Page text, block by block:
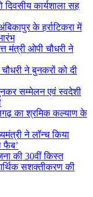
कार्यशाला सह
के हर्राटिकरा में
मंत्री ओपी चौधरी ने
ने बुनकरों को दी
सम्मेलन एवं स्वदेशी
का श्रमिक कल्याण के
ने लॉन्च किया
फैब’
की 30वीं किस्त
सशक्तीकरण की